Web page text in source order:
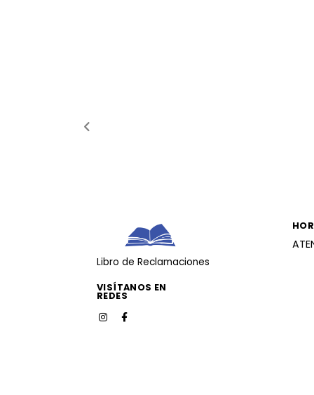
Libro de Reclamaciones
VISÍTANOS EN
REDES